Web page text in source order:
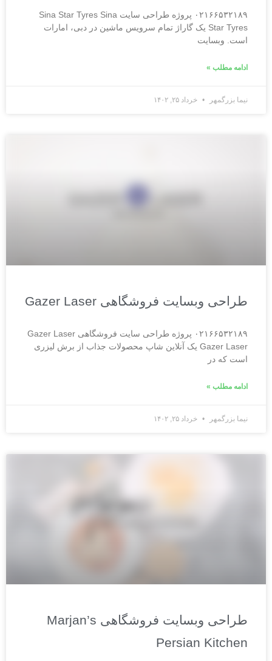
۰۲۱۶۶۵۳۲۱۸۹ پروژه طراحی سایت Sina Star Tyres Sina
Star Tyres یک گاراژ تمام سرویس ماشین در دبی، امارات
است. وبسایت
ادامه مطلب »
نیما بزرگمهر خرداد ۲۵, ۱۴۰۲
طراحی وبسایت فروشگاهی Gazer Laser
۰۲۱۶۶۵۳۲۱۸۹ پروژه طراحی سایت فروشگاهی Gazer Laser
Gazer Laser یک آنلاین شاپ محصولات جذاب از برش لیزری
است که در
ادامه مطلب »
نیما بزرگمهر خرداد ۲۵, ۱۴۰۲
طراحی وبسایت فروشگاهی Marjan’s
Persian Kitchen